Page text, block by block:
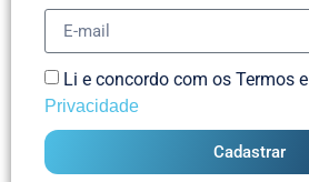
Li e concordo com os Termos e
Privacidade
Cadastrar